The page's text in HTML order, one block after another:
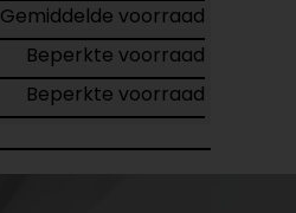
Gemiddelde voorraad
Beperkte voorraad
Beperkte voorraad